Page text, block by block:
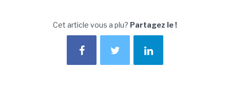
Cet article vous a plu? Partagez le !